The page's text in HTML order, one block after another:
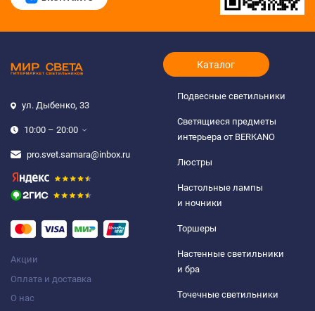
ул. Дыбенко, 33
10:00 – 20:00
pro.svet.samara@inbox.ru
Акции
Оплата и доставка
О нас
Каталог
Подвесные светильники
Светящиеся предметы
интерьера от BERKANO
Люстры
Настольные лампы
и ночники
Торшеры
Настенные светильники
и бра
Точечные светильники